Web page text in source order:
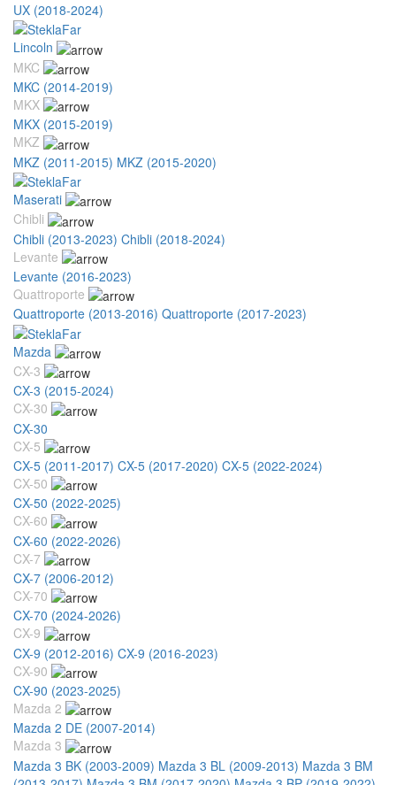
UX (2018-2024)
Lincoln
MKC
MKC (2014-2019)
MKX
MKX (2015-2019)
MKZ
MKZ (2011-2015) MKZ (2015-2020)
Maserati
Chibli
Chibli (2013-2023) Chibli (2018-2024)
Levante
Levante (2016-2023)
Quattroporte
Quattroporte (2013-2016) Quattroporte (2017-2023)
Mazda
CX-3
CX-3 (2015-2024)
CX-30
CX-30
CX-5
CX-5 (2011-2017) CX-5 (2017-2020) CX-5 (2022-2024)
CX-50
CX-50 (2022-2025)
CX-60
CX-60 (2022-2026)
CX-7
CX-7 (2006-2012)
CX-70
CX-70 (2024-2026)
CX-9
CX-9 (2012-2016) CX-9 (2016-2023)
CX-90
CX-90 (2023-2025)
Mazda 2
Mazda 2 DE (2007-2014)
Mazda 3
Mazda 3 BK (2003-2009) Mazda 3 BL (2009-2013) Mazda 3 BM